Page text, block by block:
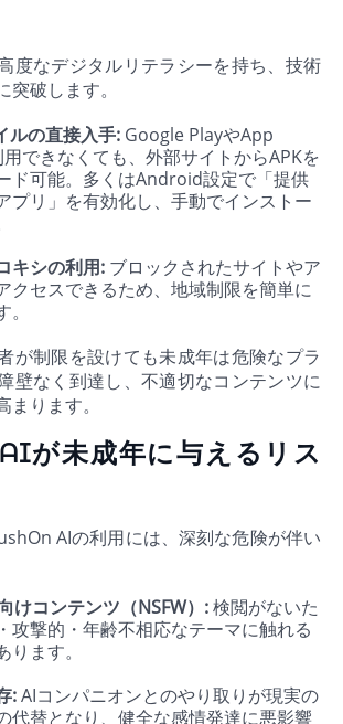
度なデジタルリテラシーを持ち、技術
破します。
ルの直接入手: Google PlayやApp
できなくても、外部サイトからAPKを
ド可能。多くはAndroid設定で「提供
プリ」を有効化し、手動でインストー
キシの利用: ブロックされたサイトやア
クセスできるため、地域制限を簡単に
が制限を設けても未成年は危険なプラ
壁なく到達し、不適切なコンテンツに
ります。
が未成年に与えるリス
AIの利用には、深刻な危険が伴い
けコンテンツ（NSFW）:検閲がないた
攻撃的・年齢不相応なテーマに触れる
ります。
:AIコンパニオンとのやり取りが現実の
代替となり、健全な感情発達に悪影響